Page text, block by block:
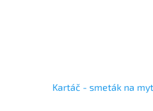
Kartáč - smeták na